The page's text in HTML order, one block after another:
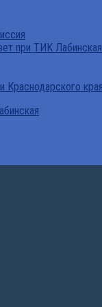
при ТИК Лабинская
Краснодарского